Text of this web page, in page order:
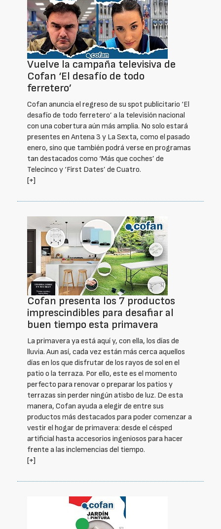
Vuelve la campaña televisiva de
Cofan ‘El desafío de todo
ferretero’
Cofan anuncia el regreso de su spot publicitario ‘El
desafío de todo ferretero’ a la televisión nacional
con una cobertura aún más amplia. No solo estará
presentes en Antena 3 y La Sexta, como el pasado
enero, sino que también podrá verse en programas
tan destacados como ‘Más que coches’ de
Telecinco y ‘First Dates’ de Cuatro.
[+]
Cofan presenta los 7 productos
imprescindibles para desafiar al
buen tiempo esta primavera
La primavera ya está aquí y, con ella, los días de
lluvia. Aun así, cada vez están más cerca aquellos
días en los que disfrutar de los rayos de sol en el
patio o la terraza. Por ello, este es el momento
perfecto para renovar o preparar los patios y
terrazas sin perder ningún atisbo de luz. De esta
manera, Cofan ayuda a elegir de entre sus
productos más destacados para poder comenzar a
vestir el hogar de primavera: desde el césped
artificial hasta accesorios ingeniosos para hacer
frente a las inclemencias del tiempo.
[+]